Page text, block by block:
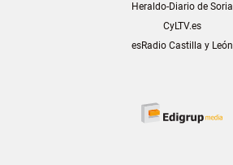
Heraldo-Diario de Soria
CyLTV.es
esRadio Castilla y León